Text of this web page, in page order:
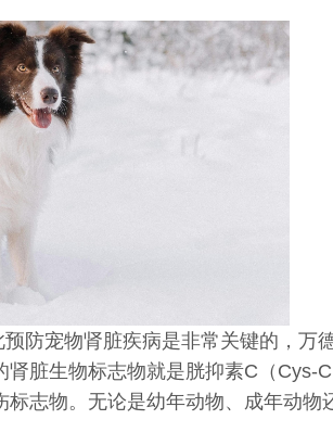
防宠物肾脏疾病是非常关键的，万
脏生物标志物就是胱抑素C（Cys-
志物。无论是幼年动物、成年动